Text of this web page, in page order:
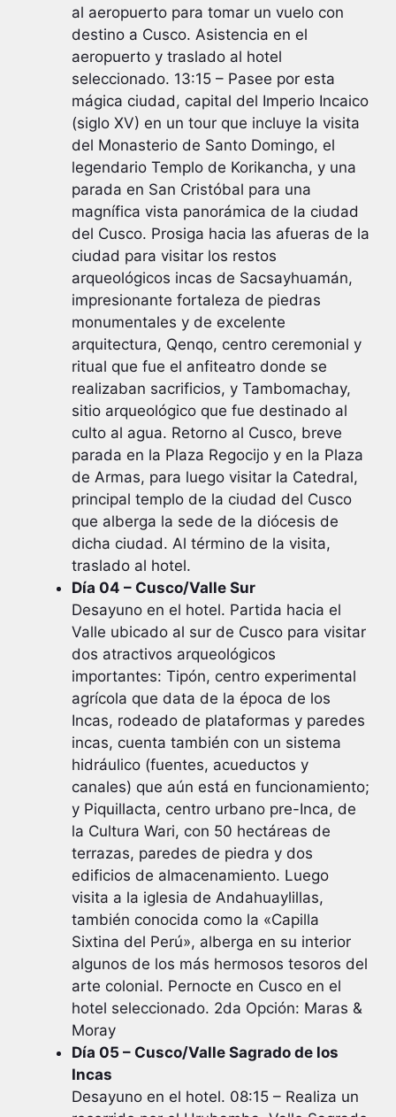
al aeropuerto para tomar un vuelo con
destino a Cusco. Asistencia en el
aeropuerto y traslado al hotel
seleccionado. 13:15 – Pasee por esta
mágica ciudad, capital del Imperio Incaico
(siglo XV) en un tour que incluye la visita
del Monasterio de Santo Domingo, el
legendario Templo de Korikancha, y una
parada en San Cristóbal para una
magnífica vista panorámica de la ciudad
del Cusco. Prosiga hacia las afueras de la
ciudad para visitar los restos
arqueológicos incas de Sacsayhuamán,
impresionante fortaleza de piedras
monumentales y de excelente
arquitectura, Qenqo, centro ceremonial y
ritual que fue el anfiteatro donde se
realizaban sacrificios, y Tambomachay,
sitio arqueológico que fue destinado al
culto al agua. Retorno al Cusco, breve
parada en la Plaza Regocijo y en la Plaza
de Armas, para luego visitar la Catedral,
principal templo de la ciudad del Cusco
que alberga la sede de la diócesis de
dicha ciudad. Al término de la visita,
traslado al hotel.
Día 04 – Cusco/Valle Sur
Desayuno en el hotel. Partida hacia el
Valle ubicado al sur de Cusco para visitar
dos atractivos arqueológicos
importantes: Tipón, centro experimental
agrícola que data de la época de los
Incas, rodeado de plataformas y paredes
incas, cuenta también con un sistema
hidráulico (fuentes, acueductos y
canales) que aún está en funcionamiento;
y Piquillacta, centro urbano pre-Inca, de
la Cultura Wari, con 50 hectáreas de
terrazas, paredes de piedra y dos
edificios de almacenamiento. Luego
visita a la iglesia de Andahuaylillas,
también conocida como la «Capilla
Sixtina del Perú», alberga en su interior
algunos de los más hermosos tesoros del
arte colonial. Pernocte en Cusco en el
hotel seleccionado. 2da Opción: Maras &
Moray
Día 05 – Cusco/Valle Sagrado de los
Incas
Desayuno en el hotel. 08:15 – Realiza un